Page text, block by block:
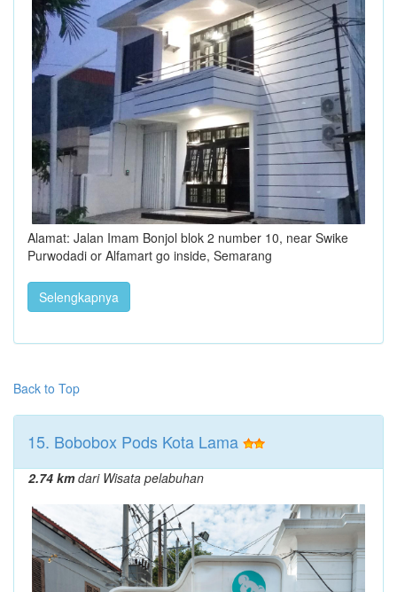
Alamat: Jalan Imam Bonjol blok 2 number 10, near Swike
Purwodadi or Alfamart go inside, Semarang
Selengkapnya
Back to Top
15. Bobobox Pods Kota Lama
2.74 kmdari Wisata pelabuhan